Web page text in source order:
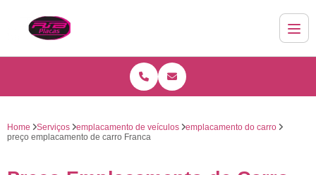
Home Serviços emplacamento de veículos
emplacamento do carro
preço emplacamento de carro Franca